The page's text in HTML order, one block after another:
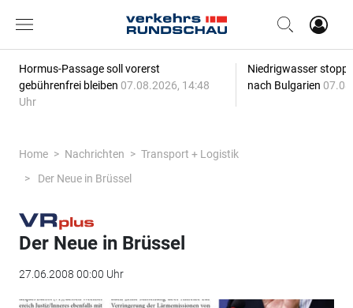
Hormus-Passage soll vorerst
gebührenfrei bleiben 07.08.2026, 14:48
Uhr
Niedrigwasser
nach Bulgarien
Home Nachrichten
Transport + Logistik
Der Neue in Brüssel
Der Neue in Brüssel
27.06.2008 00:00 Uhr